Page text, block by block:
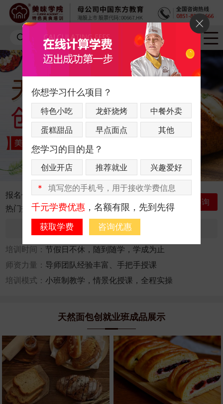
报名优惠：联系咨询老师获取最新优惠
热门指数：
立即咨询
咨询人数：30536
培训时间：节假日不休，随到随学，学成为止
师资力量： 导师团队经验丰富、手把手授课
培训模式：小班制教学，情景化授课，全程实操
天然面包创就业班成品展示
你想学习什么项目？
特色小吃 龙虾烧烤
中餐外卖
蛋糕甜品
早点面点 其他
您学习的目的是？
创业开店 推荐就业 兴趣爱好
*
千元学费优惠，名额有限，先到先得
获取学费 咨询优惠